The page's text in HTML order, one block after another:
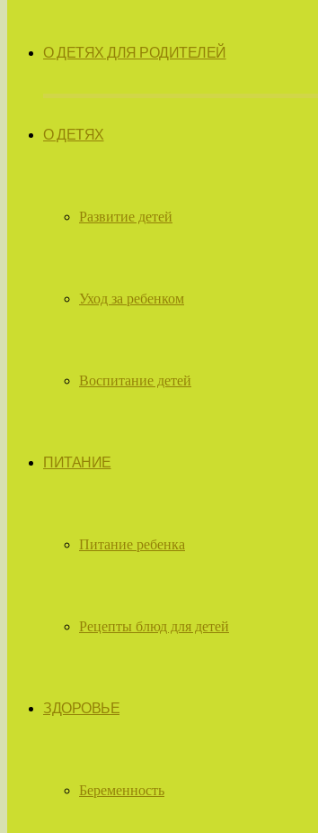
О ДЕТЯХ ДЛЯ РОДИТЕЛЕЙ
О ДЕТЯХ
Развитие детей
Уход за ребенком
Воспитание детей
ПИТАНИЕ
Питание ребенка
Рецепты блюд для детей
ЗДОРОВЬЕ
Беременность